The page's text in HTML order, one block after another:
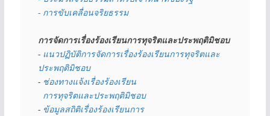
- การขับเคลื่อนจริยธรรม
การจัดการเรื่องร้องเรียนการทุจริตและประพฤติมิชอบ
- แนวปฏิบัติการจัดการเรื่องร้องเรียนการทุจริตและ
ประพฤติมิชอบ
- ช่องทางแจ้งเรื่องร้องเรียน
  การทุจริตและประพฤติมิชอบ
- ข้อมูลสถิติเรื่องร้องเรียนการ